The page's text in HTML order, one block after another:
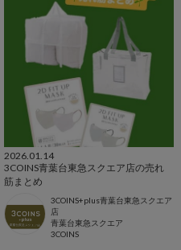
2026.01.14
3COINS青葉台東急スクエア店の売れ
筋まとめ
3COINS+plus青葉台東急スクエア
店
青葉台東急スクエア
3COINS